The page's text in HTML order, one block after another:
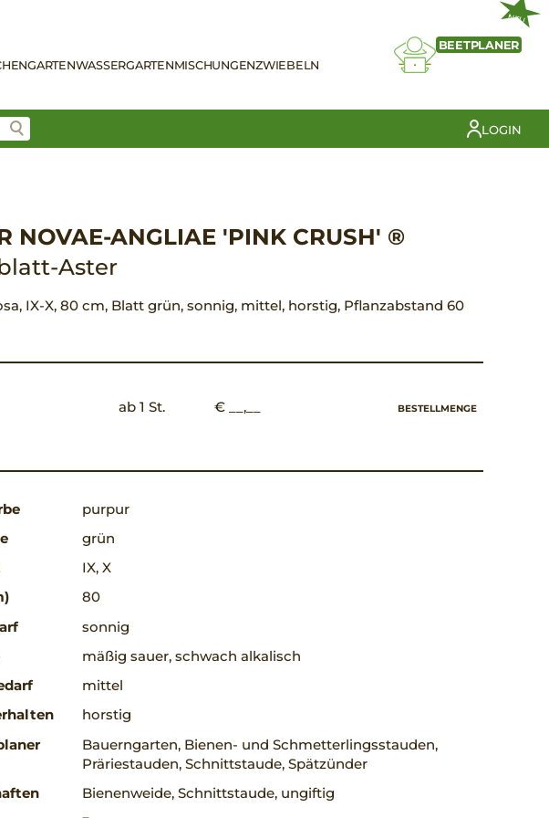
WASSERGARTENMISCHUNGENZWIEBELN
NEU
BEETPLANER
LOGIN
NOVAE-ANGLIAE 'PINK CRUSH' ®
Aster
IX-X, 80 cm, Blatt grün, sonnig, mittel, horstig, Pflanzabstand 60
ab 1 St. € __,__ BESTELLMENGE
purpur
grün
IX, X
80
sonnig
mäßig sauer, schwach alkalisch
mittel
horstig
Bauerngarten, Bienen- und Schmetterlingsstauden,
Präriestauden, Schnittstaude, Spätzünder
Bienenweide, Schnittstaude, ungiftig